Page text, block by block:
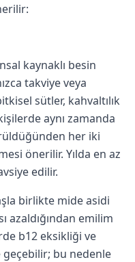
kaynaklı besin
takviye veya
sütler, kahvaltılık
aynı zamanda
her iki
önerilir. Yılda en az
edilir.
birlikte mide asidi
azaldığından emilim
b12 eksikliği ve
bu nedenle